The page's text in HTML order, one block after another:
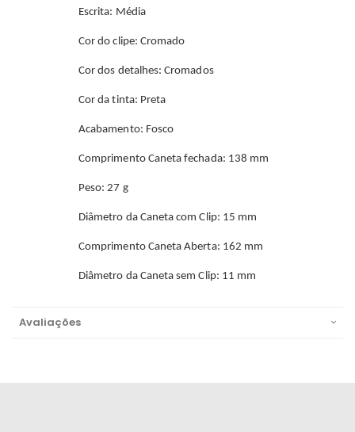
Escrita: Média
Cor do clipe: Cromado
Cor dos detalhes: Cromados
Cor da tinta: Preta
Acabamento: Fosco
Comprimento Caneta fechada: 138 mm
Peso: 27 g
Diâmetro da Caneta com Clip: 15 mm
Comprimento Caneta Aberta: 162 mm
Diâmetro da Caneta sem Clip: 11 mm
Avaliações